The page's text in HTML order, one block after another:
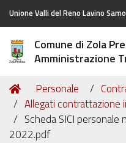
Unione Valli del Reno Lavino
Comune di Zola
Amministrazione
Tu
sei
qui:
Home
Personale
Allegati contrattazione
Scheda SICI
2022.pdf